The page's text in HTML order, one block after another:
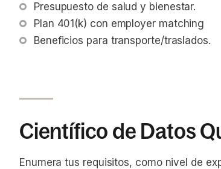
Presupuesto de salud y bienestar.
Plan 401(k) con employer matching
Beneficios para transporte/traslados.
Científico de Datos
Enumera tus requisitos, como nivel de